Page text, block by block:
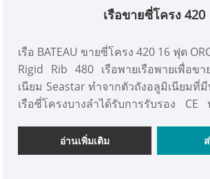
เรือขายซี่โครง 420
เรือ BATEAU ขายซี่โครง 420 16 ฟุต
Rigid Rib 480 เรือพายเรือพายเพื่อข
เนียม Seastar ทำจากตัวถังอลูมิเนียมที่
เรือซี่โครงบางลำได้รับการรับรอง CE
รัฐบาลและเหมาะสำหรับโครงการการท่อ
โครงการของโครงการพัฒนาเอกชน
อ่านเพิ่มเติม